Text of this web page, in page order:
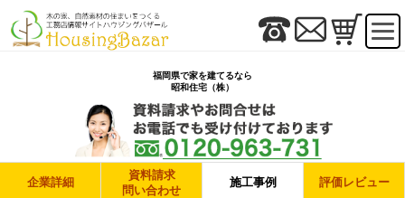
福岡県で家を建てるなら
昭和住宅（株）
企業詳細
資料請求
問い合わせ
施工事例 評価レビュー